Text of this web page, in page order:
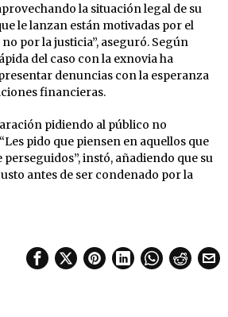
la situación legal de su
le lanzan están motivadas por el
por la justicia”, aseguró. Según
del caso con la exnovia ha
denuncias con la esperanza
financieras.
pidiendo al público no
pido que piensen en aquellos que
instó, añadiendo que su
antes de ser condenado por la